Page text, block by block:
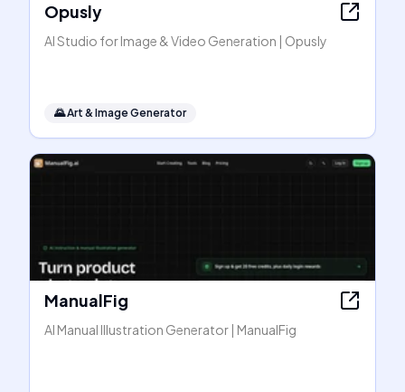
Opusly
AI Studio for Image & Video Generation | Opusly
🌄Art & Image Generator
ManualFig
AI Manual Illustration Generator | ManualFig